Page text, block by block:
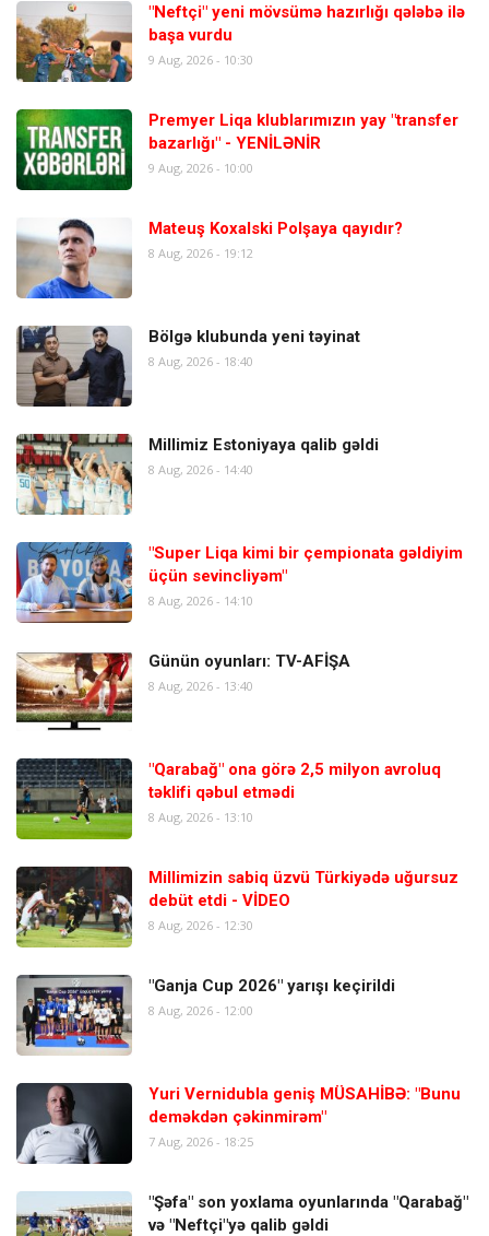
"Neftçi" yeni mövsümə hazırlığı qələbə ilə
başa vurdu
9 Aug, 2026 - 10:30
Premyer Liqa klublarımızın yay "transfer
bazarlığı" - YENİLƏNİR
9 Aug, 2026 - 10:00
Mateuş Koxalski Polşaya qayıdır?
8 Aug, 2026 - 19:12
Bölgə klubunda yeni təyinat
8 Aug, 2026 - 18:40
Millimiz Estoniyaya qalib gəldi
8 Aug, 2026 - 14:40
"Super Liqa kimi bir çempionata gəldiyim
üçün sevincliyəm"
8 Aug, 2026 - 14:10
Günün oyunları: TV-AFİŞA
8 Aug, 2026 - 13:40
"Qarabağ" ona görə 2,5 milyon avroluq
təklifi qəbul etmədi
8 Aug, 2026 - 13:10
Millimizin sabiq üzvü Türkiyədə uğursuz
debüt etdi - VİDEO
8 Aug, 2026 - 12:30
"Ganja Cup 2026" yarışı keçirildi
8 Aug, 2026 - 12:00
Yuri Vernidubla geniş MÜSAHİBƏ: "Bunu
deməkdən çəkinmirəm"
7 Aug, 2026 - 18:25
"Şəfa" son yoxlama oyunlarında "Qarabağ"
və "Neftçi"yə qalib gəldi